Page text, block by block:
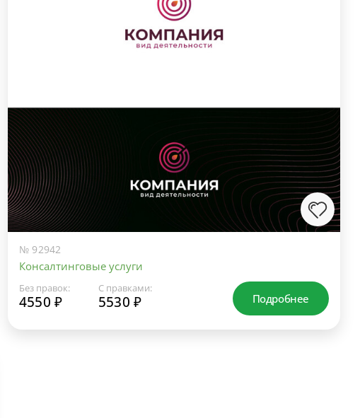
№ 92942
Консалтинговые услуги
Без правок:
4550 ₽
С правками:
5530 ₽ Подробнее